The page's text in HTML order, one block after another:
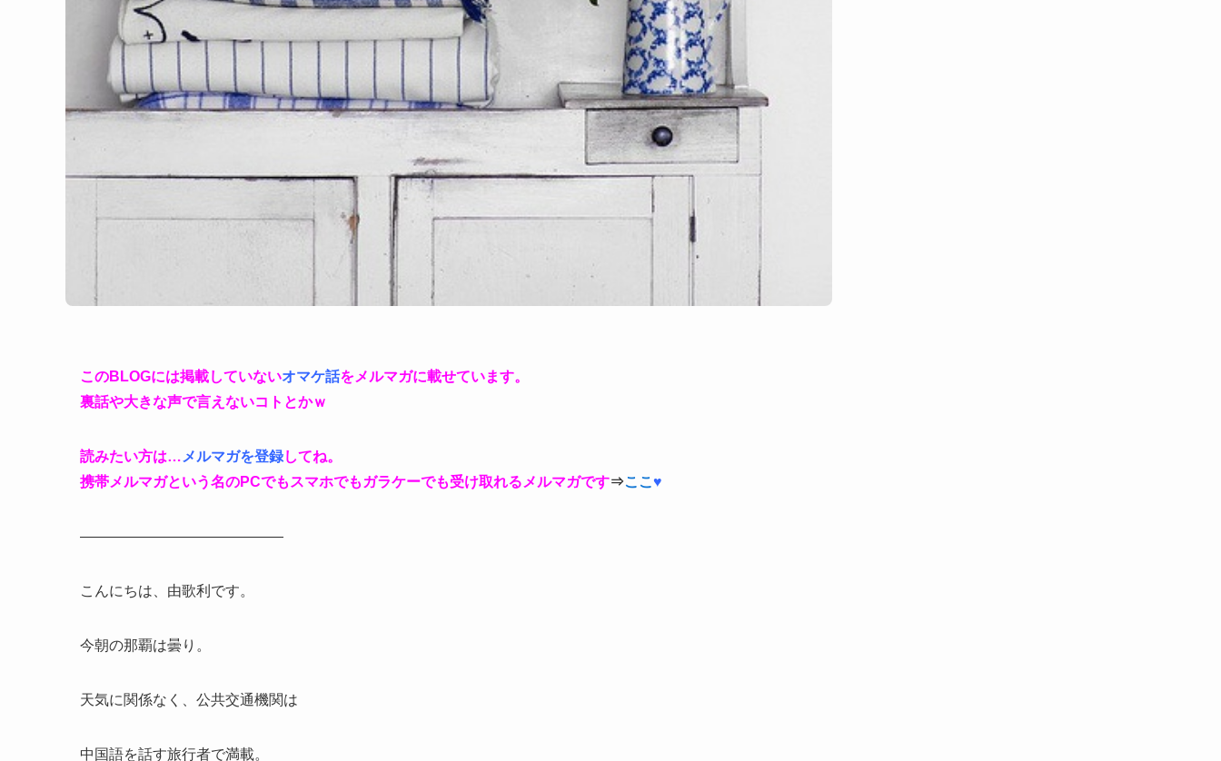
このBLOGには掲載していないオマケ話をメルマガに載せています。
裏話や大きな声で言えないコトとかｗ
読みたい方は… メルマガを登録してね。
携帯メルマガという名のPCでもスマホでもガラケーでも受け取れるメルマガです⇒ここ ♥
——————————————
こんにちは、由歌利です。
今朝の那覇は曇り。
天気に関係なく、公共交通機関は
中国語を話す旅行者で満載。